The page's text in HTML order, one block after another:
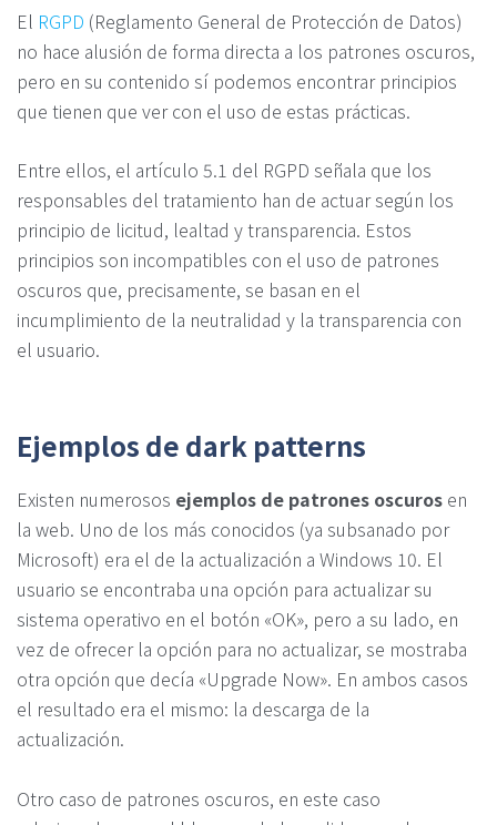
El RGPD (Reglamento General de Protección de Datos)
no hace alusión de forma directa a los patrones oscuros,
pero en su contenido sí podemos encontrar principios
que tienen que ver con el uso de estas prácticas.
Entre ellos, el artículo 5.1 del RGPD señala que los
responsables del tratamiento han de actuar según los
principio de licitud, lealtad y transparencia. Estos
principios son incompatibles con el uso de patrones
oscuros que, precisamente, se basan en el
incumplimiento de la neutralidad y la transparencia con
el usuario.
Ejemplos de dark patterns
Existen numerosos ejemplos de patrones oscuros en
la web. Uno de los más conocidos (ya subsanado por
Microsoft) era el de la actualización a Windows 10. El
usuario se encontraba una opción para actualizar su
sistema operativo en el botón «OK», pero a su lado, en
vez de ofrecer la opción para no actualizar, se mostraba
otra opción que decía «Upgrade Now». En ambos casos
el resultado era el mismo: la descarga de la
actualización.
Otro caso de patrones oscuros, en este caso